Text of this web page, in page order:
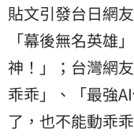
貼文引發台日網
「幕後無名英雄
神！」；台灣網
乖乖」、「最強
了，也不能動乖